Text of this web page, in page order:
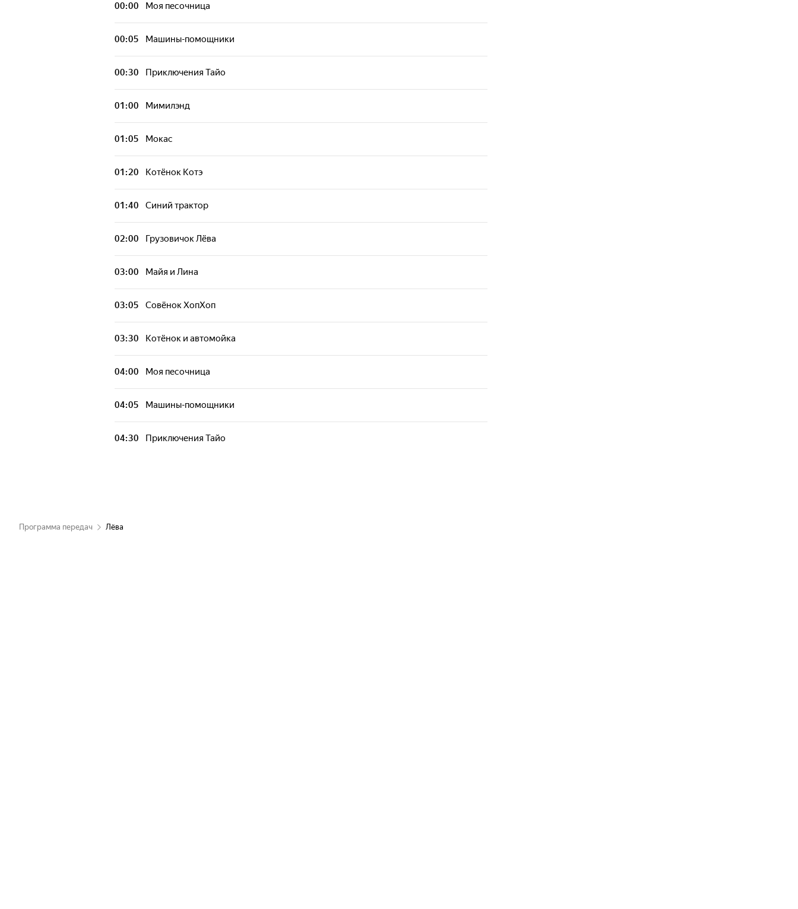
00:00 Моя песочница
00:05 Машины-помощники
00:30 Приключения Тайо
01:00 Мимилэнд
01:05 Мокас
01:20 Котёнок Котэ
01:40 Синий трактор
02:00 Грузовичок Лёва
03:00 Майя и Лина
03:05 Совёнок ХопХоп
03:30 Котёнок и автомойка
04:00 Моя песочница
04:05 Машины-помощники
04:30 Приключения Тайо
Программа передач Лёва